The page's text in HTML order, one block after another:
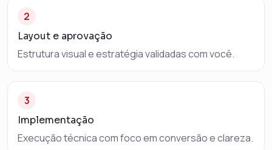
2
Layout e aprovação
Estrutura visual e estratégia validadas com você.
3
Implementação
Execução técnica com foco em conversão e clareza.